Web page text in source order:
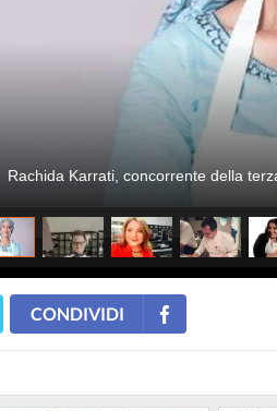
Rachida Karrati, concorrente della
CONDIVIDI